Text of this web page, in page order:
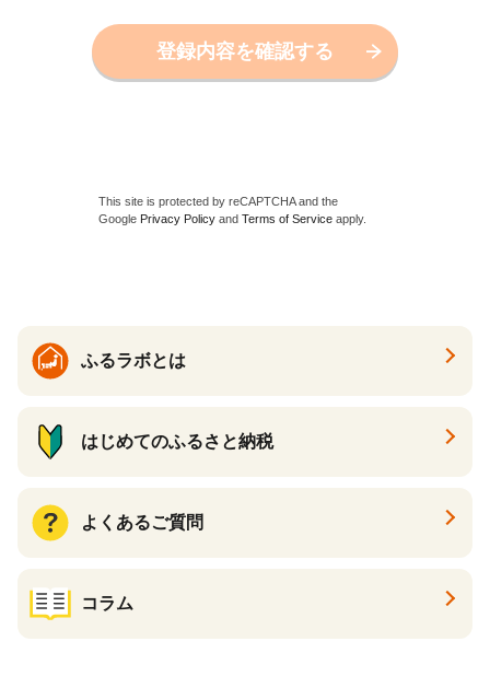
登録内容を確認する
This site is protected by reCAPTCHA and the
Google Privacy Policyand Terms of Serviceapply.
ふるラボとは
はじめてのふるさと納税
よくあるご質問
コラム